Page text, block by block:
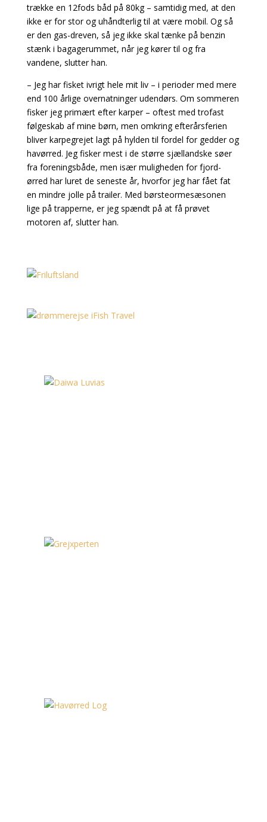
trække en 12fods båd på 80kg – samtidig med, at den
ikke er for stor og uhåndterlig til at være mobil. Og så
er den gas-dreven, så jeg ikke skal tænke på benzin
stænk i bagagerummet, når jeg kører til og fra
vandene, slutter han.
– Jeg har fisket ivrigt hele mit liv – i perioder med mere
end 100 årlige overnatninger udendørs. Om sommeren
fisker jeg primært efter karper – oftest med trofast
følgeskab af mine børn, men omkring efterårsferien
bliver karpegrejet lagt på hylden til fordel for gedder og
havørred. Jeg fisker mest i de større sjællandske søer
fra foreningsbåde, men især muligheden for fjord-
ørred har luret de seneste år, hvorfor jeg har fået fat
en mindre jolle på trailer. Med børsteormesæsonen
lige på trapperne, er jeg spændt på at få prøvet
motoren af, slutter han.